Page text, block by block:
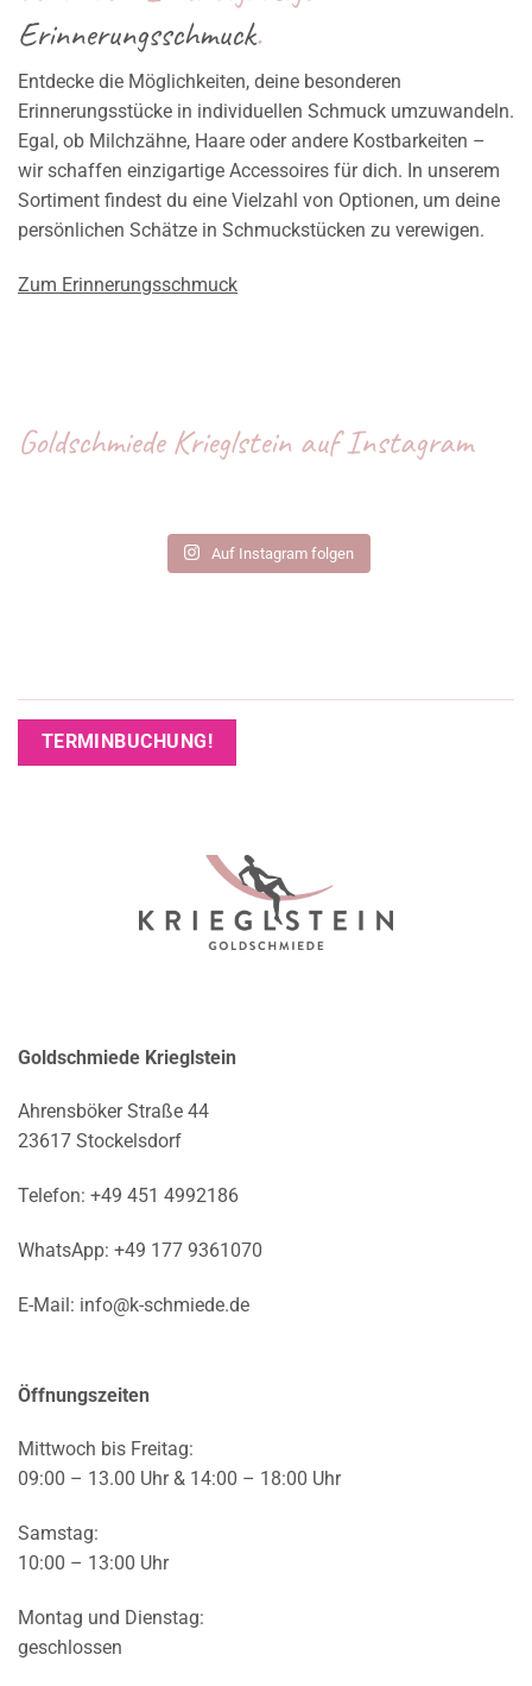
Erinnerungsschmuck.
Entdecke die Möglichkeiten, deine besonderen
Erinnerungsstücke in individuellen Schmuck umzuwandeln.
Egal, ob Milchzähne, Haare oder andere Kostbarkeiten –
wir schaffen einzigartige Accessoires für dich. In unserem
Sortiment findest du eine Vielzahl von Optionen, um deine
persönlichen Schätze in Schmuckstücken zu verewigen.
Zum Erinnerungsschmuck
Goldschmiede Krieglstein auf Instagram
Auf Instagram folgen
TERMINBUCHUNG!
Goldschmiede Krieglstein
Ahrensböker Straße 44
23617 Stockelsdorf
Telefon: +49 451 4992186
WhatsApp: +49 177 9361070
E-Mail: info@k-schmiede.de
Öffnungszeiten
Mittwoch bis Freitag:
09:00 – 13.00 Uhr & 14:00 – 18:00 Uhr
Samstag:
10:00 – 13:00 Uhr
Montag und Dienstag:
geschlossen